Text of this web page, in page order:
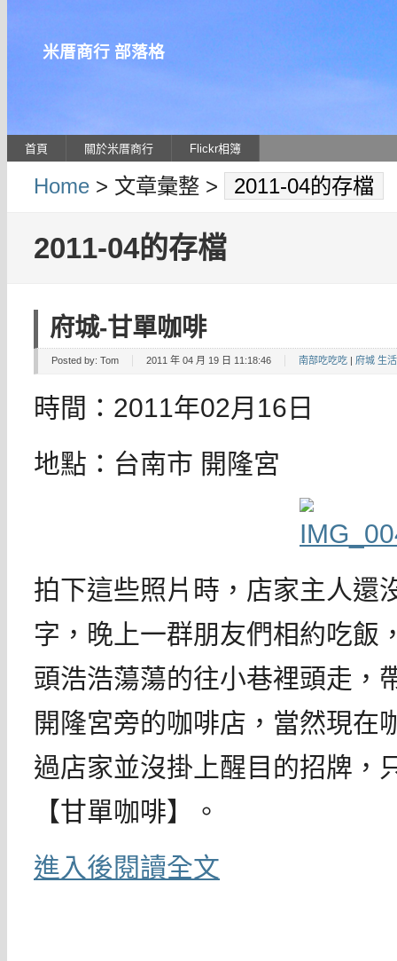
米厝商行 部落格
首頁 關於米厝商行 Flickr相簿
Home > 文章彙整 > 2011-04的存檔
2011-04的存檔
府城-甘單咖啡
Posted by: Tom 2011 年 04 月 19 日 11:18:46 南部吃吃吃 府城 生
時間：2011年02月16日
地點：台南市 開隆宮
拍下這些照片時，店家主人還
字，晚上一群朋友們相約吃飯
頭浩浩蕩蕩的往小巷裡頭走，
開隆宮旁的咖啡店，當然現在
過店家並沒掛上醒目的招牌，
【甘單咖啡】。
進入後閱讀全文